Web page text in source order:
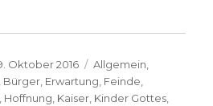
Oktober 2016 Kategorien
Allgemein
Bürger Erwartung Feinde
Hoffnung Kaiser Kinder Gottes